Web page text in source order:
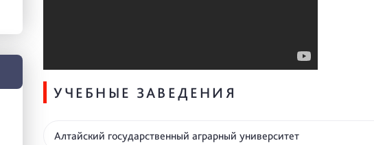
УЧЕБНЫЕ ЗАВЕДЕНИЯ
Алтайский государственный аграрный университет